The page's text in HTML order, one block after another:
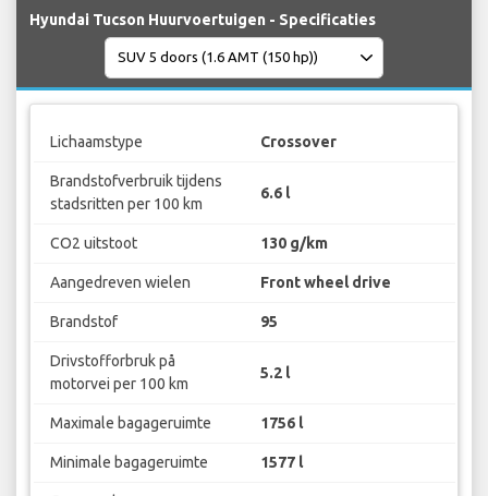
Hyundai Tucson Huurvoertuigen - Specificaties
Lichaamstype Crossover
Brandstofverbruik tijdens
stadsritten per 100 km
6.6 l
CO2 uitstoot 130 g/km
Aangedreven wielen Front wheel drive
Brandstof 95
Drivstofforbruk på
motorvei per 100 km
5.2 l
Maximale bagageruimte 1756 l
Minimale bagageruimte 1577 l